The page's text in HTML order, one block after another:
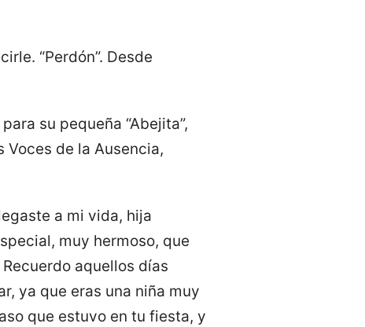
“Perdón”. Desde
su pequeña “Abejita”,
de la Ausencia,
a mi vida, hija
muy hermoso, que
aquellos días
ya que eras una niña muy
que estuvo en tu fiesta, y